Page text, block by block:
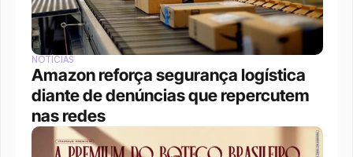
NOTÍCIAS
Amazon reforça segurança logística
diante de denúncias que repercutem
nas redes